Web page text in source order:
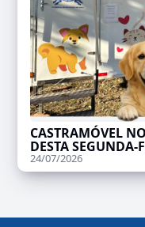
CASTRAMÓVEL
DESTA SEGUNDA-
24/07/2026